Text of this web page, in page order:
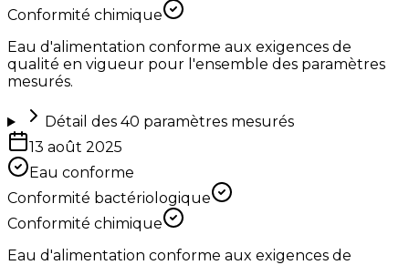
Conformité chimique
Eau d'alimentation conforme aux exigences de
qualité en vigueur pour l'ensemble des paramètres
mesurés.
Détail des 40 paramètres mesurés
13 août 2025
Eau conforme
Conformité bactériologique
Conformité chimique
Eau d'alimentation conforme aux exigences de